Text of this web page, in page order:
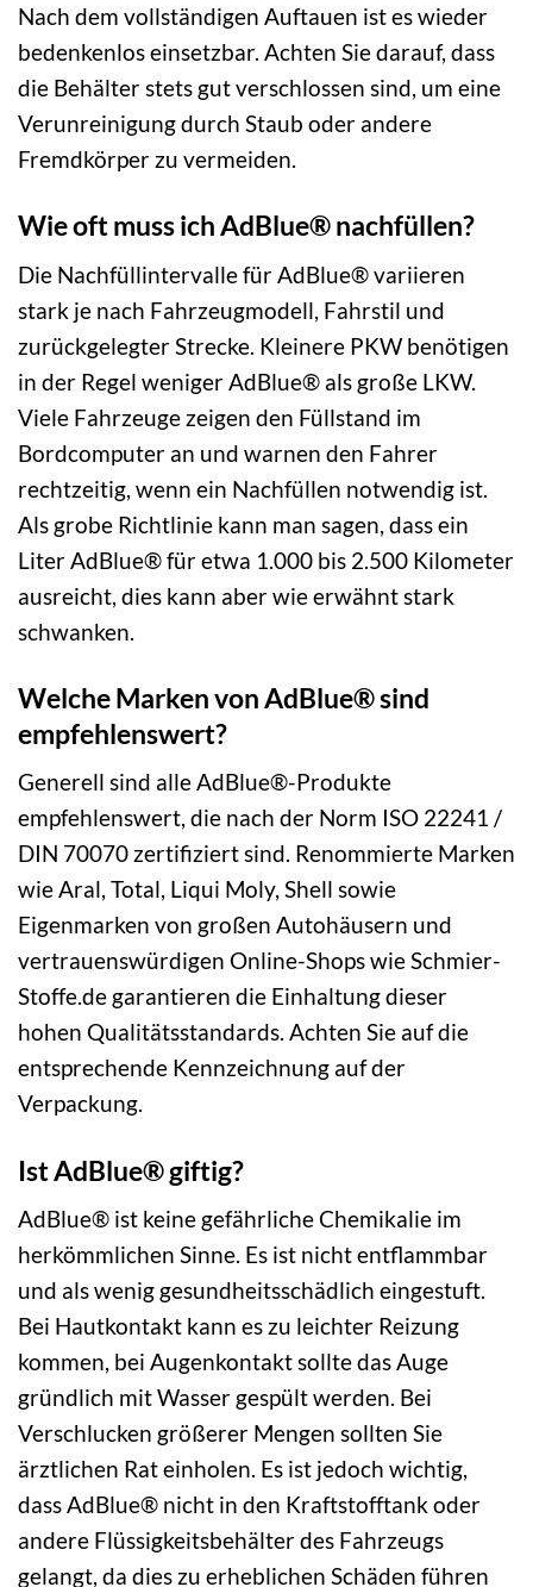
Nach dem vollständigen Auftauen ist es wieder
bedenkenlos einsetzbar. Achten Sie darauf, dass
die Behälter stets gut verschlossen sind, um eine
Verunreinigung durch Staub oder andere
Fremdkörper zu vermeiden.
Wie oft muss ich AdBlue® nachfüllen?
Die Nachfüllintervalle für AdBlue® variieren
stark je nach Fahrzeugmodell, Fahrstil und
zurückgelegter Strecke. Kleinere PKW benötigen
in der Regel weniger AdBlue® als große LKW.
Viele Fahrzeuge zeigen den Füllstand im
Bordcomputer an und warnen den Fahrer
rechtzeitig, wenn ein Nachfüllen notwendig ist.
Als grobe Richtlinie kann man sagen, dass ein
Liter AdBlue® für etwa 1.000 bis 2.500 Kilometer
ausreicht, dies kann aber wie erwähnt stark
schwanken.
Welche Marken von AdBlue® sind
empfehlenswert?
Generell sind alle AdBlue®-Produkte
empfehlenswert, die nach der Norm ISO 22241 /
DIN 70070 zertifiziert sind. Renommierte Marken
wie Aral, Total, Liqui Moly, Shell sowie
Eigenmarken von großen Autohäusern und
vertrauenswürdigen Online-Shops wie Schmier-
Stoffe.de garantieren die Einhaltung dieser
hohen Qualitätsstandards. Achten Sie auf die
entsprechende Kennzeichnung auf der
Verpackung.
Ist AdBlue® giftig?
AdBlue® ist keine gefährliche Chemikalie im
herkömmlichen Sinne. Es ist nicht entflammbar
und als wenig gesundheitsschädlich eingestuft.
Bei Hautkontakt kann es zu leichter Reizung
kommen, bei Augenkontakt sollte das Auge
gründlich mit Wasser gespült werden. Bei
Verschlucken größerer Mengen sollten Sie
ärztlichen Rat einholen. Es ist jedoch wichtig,
dass AdBlue® nicht in den Kraftstofftank oder
andere Flüssigkeitsbehälter des Fahrzeugs
gelangt, da dies zu erheblichen Schäden führen